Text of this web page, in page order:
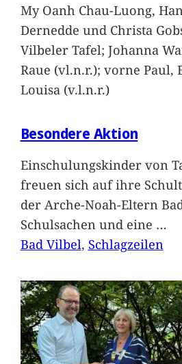
My Oanh Chau-Luong,
Dernedde und Christa
Vilbeler Tafel; Johanna
Raue (vl.n.r.); vorne Paul,
Louisa (v.l.n.r.)
Besondere Aktion
Einschulungskinder von
freuen sich auf ihre
der Arche-Noah-Eltern
Schulsachen und eine …
Bad Vilbel, Schlagzeilen